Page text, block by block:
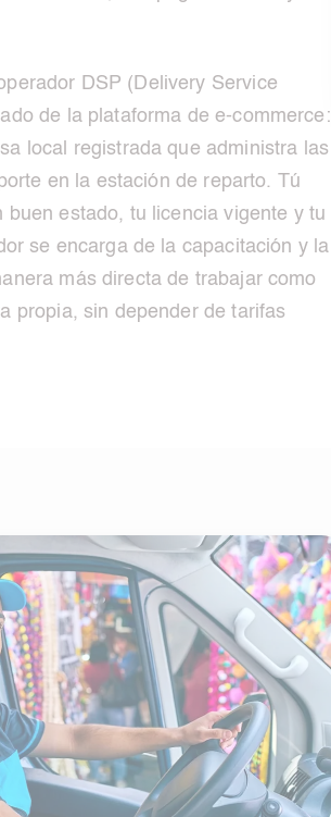
DSP (Delivery Service
de la plataforma de e-commerce:
local registrada que administra las
en la estación de reparto. Tú
buen estado, tu licencia vigente y tu
se encarga de la capacitación y la
más directa de trabajar como
propia, sin depender de tarifas